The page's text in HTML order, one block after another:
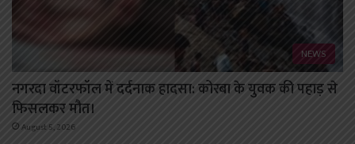
NEWS
नगरदा वॉटरफॉल में दर्दनाक हादसा: कोरबा के युवक की पहाड़ से
फिसलकर मौत।
August 5, 2026